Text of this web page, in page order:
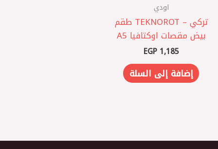
اودي
تركي – TEKNOROT طقم
بيض مقصات اوكتافيا A5
EGP1,185
إضافة إلى السلة